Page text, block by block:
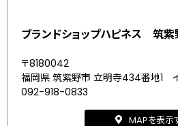
ブランドショップハピネス 筑紫
〒8180042
福岡県 筑紫野市 立明寺434番地1
092-918-0833
MAPを表示